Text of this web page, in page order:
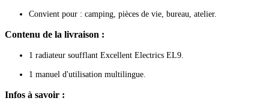
Convient pour : camping, pièces de vie, bureau, atelier.
Contenu de la livraison :
1 radiateur soufflant Excellent Electrics EL9.
1 manuel d'utilisation multilingue.
Infos à savoir :